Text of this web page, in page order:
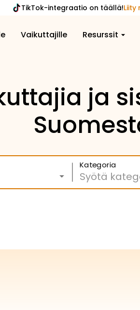
TikTok-integraatio on täällä!Liity
Vaikuttajille Resurssit
ja
Kategoria